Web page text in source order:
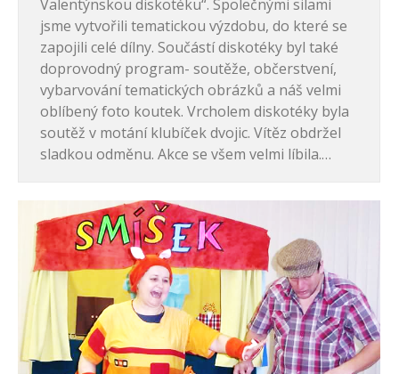
Valentýnskou diskotéku“. Společnými silami
jsme vytvořili tematickou výzdobu, do které se
zapojili celé dílny. Součástí diskotéky byl také
doprovodný program- soutěže, občerstvení,
vybarvování tematických obrázků a náš velmi
oblíbený foto koutek. Vrcholem diskotéky byla
soutěž v motání klubíček dvojic. Vítěz obdržel
sladkou odměnu. Akce se všem velmi líbila.…